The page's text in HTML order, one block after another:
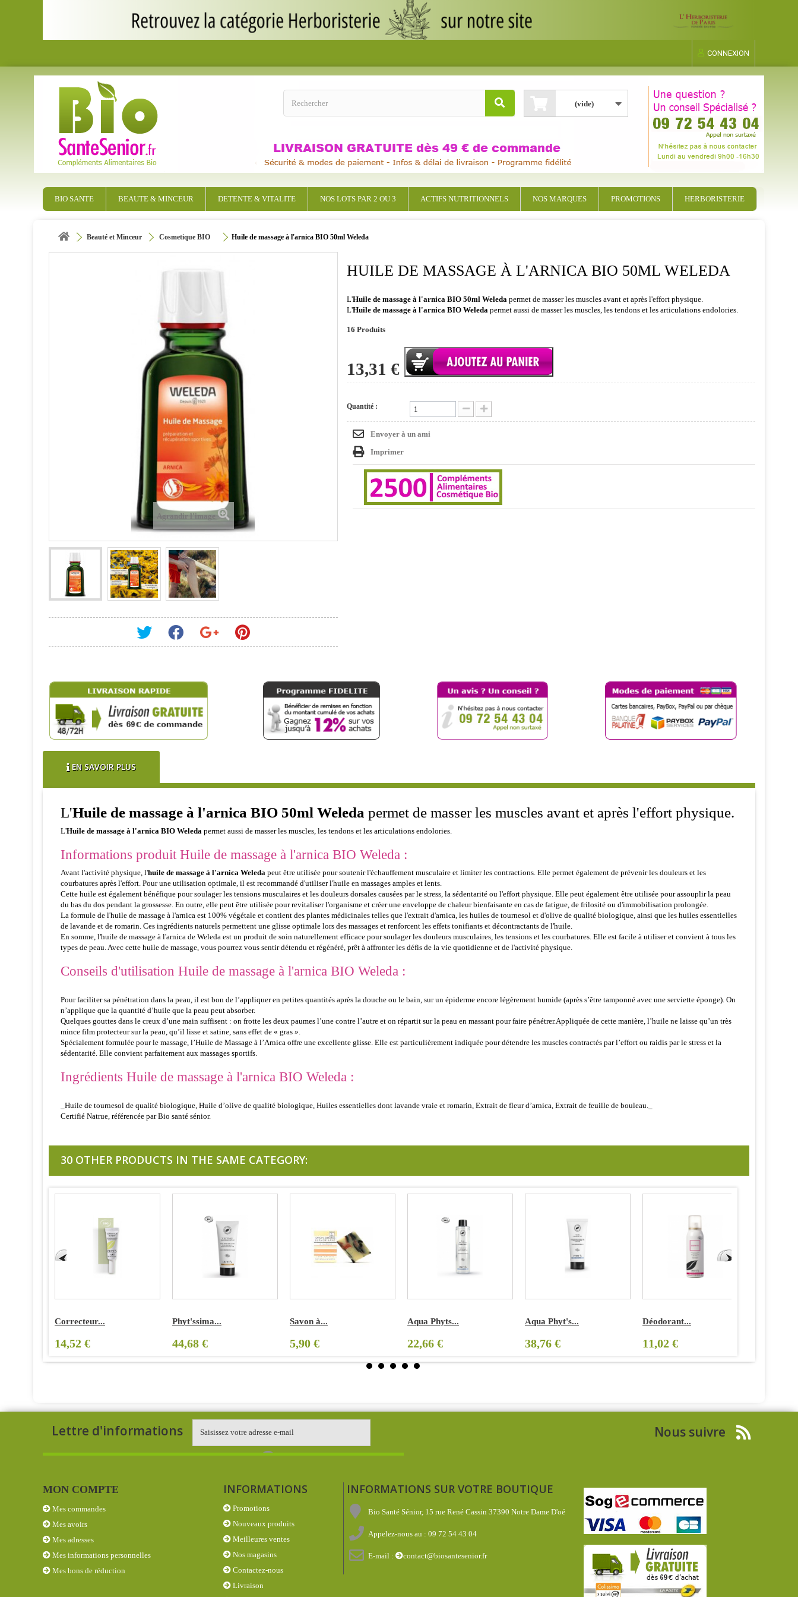
CONNEXION
(vide)
BIO SANTE BEAUTE & MINCEUR DETENTE & VITALITE NOS LOTS PAR 2 OU 3 ACTIFS NUTRITIONNELS NOS MARQUES PROMOTIONS HERBORISTERIE
Beauté et Minceur Cosmetique BIO Huile de massage à l'arnica BIO 50ml Weleda
Agrandir l'image
HUILE DE MASSAGE À L'ARNICA BIO 50ML WELEDA
L'Huile de massage à l'arnica BIO 50ml Weleda permet de masser les muscles avant et après l'effort physique.
L'Huile de massage à l'arnica BIO Weleda permet aussi de masser les muscles, les tendons et les articulations endolories.
16 Produits
13,31 €
Quantité :
Envoyer à un ami
Imprimer
EN SAVOIR PLUS
L'Huile de massage à l'arnica BIO 50ml Weleda permet de masser les muscles avant et après l'effort physique.
L'Huile de massage à l'arnica BIO Weleda permet aussi de masser les muscles, les tendons et les articulations endolories.
Informations produit Huile de massage à l'arnica BIO Weleda :
Avant l'activité physique, l'huile de massage à l'arnica Weleda peut être utilisée pour soutenir l'échauffement musculaire et limiter les contractions. Elle permet également de prévenir les douleurs et les
courbatures après l'effort. Pour une utilisation optimale, il est recommandé d'utiliser l'huile en massages amples et lents.
Cette huile est également bénéfique pour soulager les tensions musculaires et les douleurs dorsales causées par le stress, la sédentarité ou l'effort physique. Elle peut également être utilisée pour assouplir la peau
du bas du dos pendant la grossesse. En outre, elle peut être utilisée pour revitaliser l'organisme et créer une enveloppe de chaleur bienfaisante en cas de fatigue, de frilosité ou d'immobilisation prolongée.
La formule de l'huile de massage à l'arnica est 100% végétale et contient des plantes médicinales telles que l'extrait d'arnica, les huiles de tournesol et d'olive de qualité biologique, ainsi que les huiles essentielles
de lavande et de romarin. Ces ingrédients naturels permettent une glisse optimale lors des massages et renforcent les effets tonifiants et décontractants de l'huile.
En somme, l'huile de massage à l'arnica de Weleda est un produit de soin naturellement efficace pour soulager les douleurs musculaires, les tensions et les courbatures. Elle est facile à utiliser et convient à tous les
types de peau. Avec cette huile de massage, vous pourrez vous sentir détendu et régénéré, prêt à affronter les défis de la vie quotidienne et de l'activité physique.
Conseils d'utilisation Huile de massage à l'arnica BIO Weleda :
Pour faciliter sa pénétration dans la peau, il est bon de l’appliquer en petites quantités après la douche ou le bain, sur un épiderme encore légèrement humide (après s’être tamponné avec une serviette éponge). On
n’applique que la quantité d’huile que la peau peut absorber.
Quelques gouttes dans le creux d’une main suffisent : on frotte les deux paumes l’une contre l’autre et on répartit sur la peau en massant pour faire pénétrer.Appliquée de cette manière, l’huile ne laisse qu’un très
mince film protecteur sur la peau, qu’il lisse et satine, sans effet de « gras ».
Spécialement formulée pour le massage, l’Huile de Massage à l’Arnica offre une excellente glisse. Elle est particulièrement indiquée pour détendre les muscles contractés par l’effort ou raidis par le stress et la
sédentarité. Elle convient parfaitement aux massages sportifs.
Ingrédients Huile de massage à l'arnica BIO Weleda :
_Huile de tournesol de qualité biologique, Huile d’olive de qualité biologique, Huiles essentielles dont lavande vraie et romarin, Extrait de fleur d’arnica, Extrait de feuille de bouleau._
Certifié Natrue, référencée par Bio santé sénior.
30 OTHER PRODUCTS IN THE SAME CATEGORY:
Correcteur...
14,52 €
Phyt'ssima...
44,68 €
Savon à...
5,90 €
Aqua Phyts...
22,66 €
Aqua Phyt's...
38,76 €
Déodorant...
11,02 €
Lettre d'informations Nous suivre
MON COMPTE
Mes commandes
Mes avoirs
Mes adresses
Mes informations personnelles
Mes bons de réduction
INFORMATIONS
Promotions
Nouveaux produits
Meilleures ventes
Nos magasins
Contactez-nous
Livraison
INFORMATIONS SUR VOTRE BOUTIQUE
Bio Santé Sénior, 15 rue René Cassin 37390 Notre Dame D'oé
Appelez-nous au :09 72 54 43 04
E-mail : contact@biosantesenior.fr